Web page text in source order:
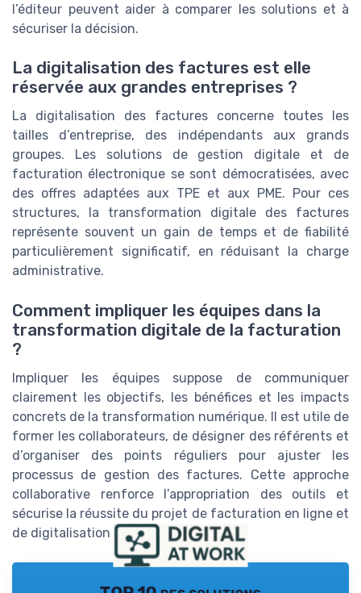
l’éditeur peuvent aider à comparer les solutions et à
sécuriser la décision.
La digitalisation des factures est elle
réservée aux grandes entreprises ?
La digitalisation des factures concerne toutes les
tailles d’entreprise, des indépendants aux grands
groupes. Les solutions de gestion digitale et de
facturation électronique se sont démocratisées, avec
des offres adaptées aux TPE et aux PME. Pour ces
structures, la transformation digitale des factures
représente souvent un gain de temps et de fiabilité
particulièrement significatif, en réduisant la charge
administrative.
Comment impliquer les équipes dans la
transformation digitale de la facturation
?
Impliquer les équipes suppose de communiquer
clairement les objectifs, les bénéfices et les impacts
concrets de la transformation numérique. Il est utile de
former les collaborateurs, de désigner des référents et
d’organiser des points réguliers pour ajuster les
processus de gestion des factures. Cette approche
collaborative renforce l’appropriation des outils et
sécurise la réussite du projet de facturation en ligne et
de digitalisation des factures.